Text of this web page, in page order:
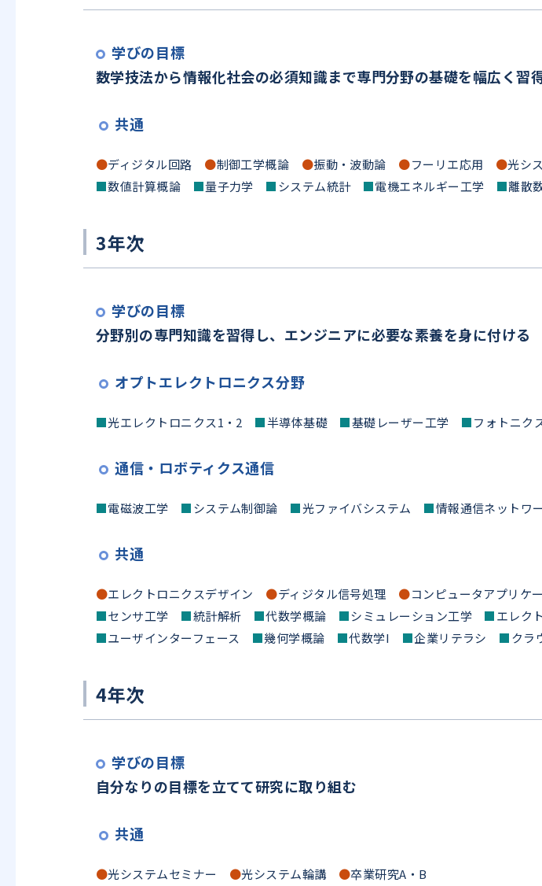
学びの目標
数学技法から情報化社会の必須知識まで専門分野の基礎を幅広く習
共通
●ディジタル回路 ●制御工学概論 ●振動・波動論 ●フーリエ応用 ●光シ
■数値計算概論 ■量子力学 ■システム統計 ■電機エネルギー工学 ■離散
3年次
学びの目標
分野別の専門知識を習得し、エンジニアに必要な素養を身に付ける
オプトエレクトロニクス分野
■光エレクトロニクス1・2 ■半導体基礎 ■基礎レーザー工学 ■フォトニク
通信・ロボティクス通信
■電磁波工学 ■システム制御論 ■光ファイバシステム ■情報通信ネットワ
共通
●エレクトロニクスデザイン ●ディジタル信号処理 ●コンピュータアプリケ
■センサ工学 ■統計解析 ■代数学概論 ■シミュレーション工学 ■エレク
■ユーザインターフェース ■幾何学概論 ■代数学I ■企業リテラシ ■クラ
4年次
学びの目標
自分なりの目標を立てて研究に取り組む
共通
●光システムセミナー ●光システム輪講 ●卒業研究A・B